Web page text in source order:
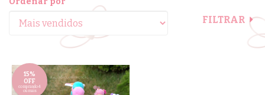
FILTRAR
15%
OFF
comprando 4
ou mais